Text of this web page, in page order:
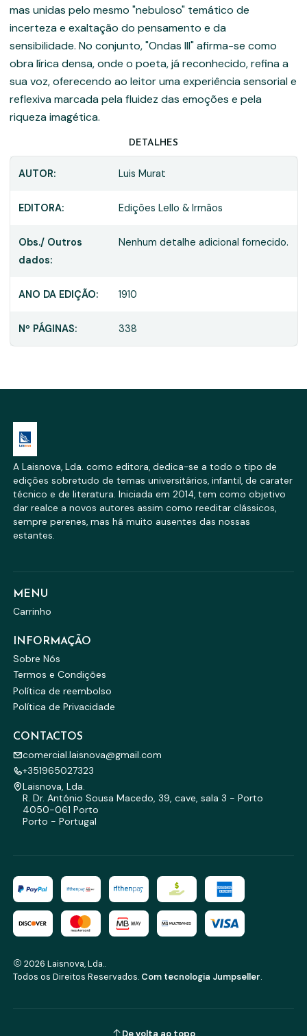
mas unidas pelo mesmo "nebuloso" temático de
incerteza e exaltação do pensamento e da
sensibilidade. No conjunto, "Ondas III" afirma-se como
obra lírica densa, onde o poeta, já reconhecido, refina a
sua voz, oferecendo ao leitor uma experiência sensorial e
reflexiva marcada pela fluidez das emoções e pela
riqueza imagética.
DETALHES
AUTOR: Luis Murat
EDITORA: Edições Lello & Irmãos
Obs./ Outros
dados:
Nenhum detalhe adicional fornecido.
ANO DA EDIÇÃO: 1910
Nº PÁGINAS: 338
A Laisnova, Lda. como editora, dedica-se a todo o tipo de
edições sobretudo de temas universitários, infantil, de carater
técnico e de literatura. Iniciada em 2014, tem como objetivo
dar realce a novos autores assim como reeditar clássicos,
sempre perenes, mas há muito ausentes das nossas
estantes.
MENU
Carrinho
INFORMAÇÃO
Sobre Nós
Termos e Condições
Política de reembolso
Política de Privacidade
CONTACTOS
comercial.laisnova@gmail.com
+351965027323
Laisnova, Lda.
R. Dr. António Sousa Macedo, 39, cave, sala 3 - Porto
4050-061 Porto
Porto - Portugal
2026 Laisnova, Lda..
Todos os Direitos Reservados. Com tecnologia Jumpseller.
De volta ao topo